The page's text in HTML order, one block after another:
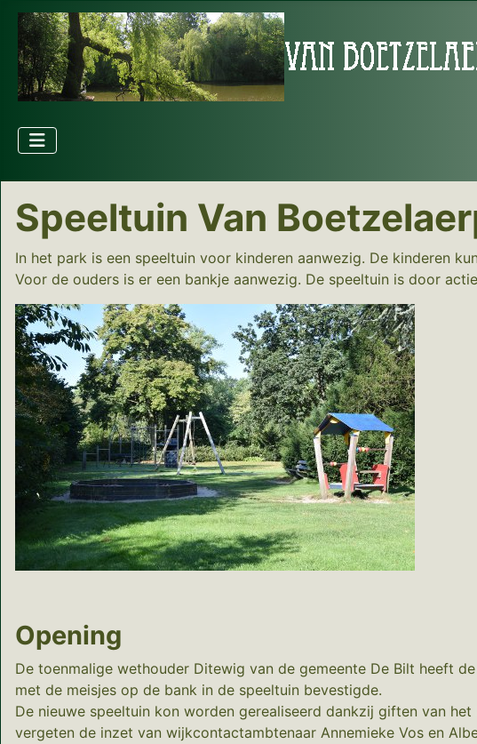
Speeltuin Van
In het park is een speeltuin voor kinderen aanwezig. De kinderen
Voor de ouders is er een bankje aanwezig. De speeltuin is door
Opening
De toenmalige wethouder Ditewig van de gemeente De Bilt heeft
met de meisjes op de bank in de speeltuin bevestigde.
De nieuwe speeltuin kon worden gerealiseerd dankzij giften van
vergeten de inzet van wijkcontactambtenaar Annemieke Vos en